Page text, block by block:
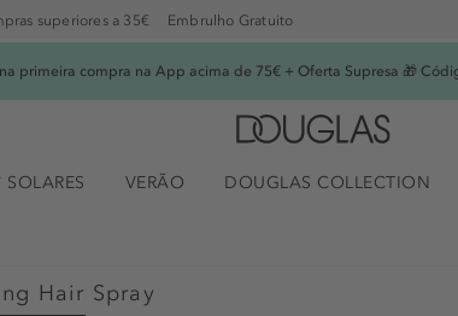
superiores a 35€ Embrulho Gratuito
primeira compra na App acima de 75€ + Oferta Supresa 🎁
SOLARES VERÃO DOUGLAS COLLECTION
Hair Spray